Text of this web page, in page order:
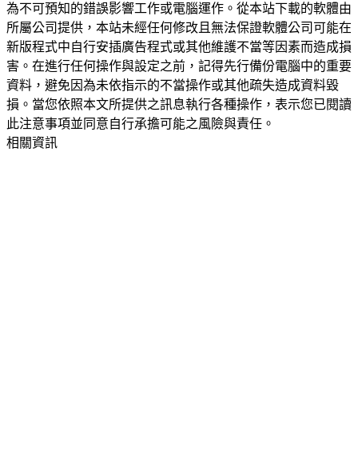
為不可預知的錯誤影響工作或電腦運作。從本站下載的軟體由
所屬公司提供，本站未經任何修改且無法保證軟體公司可能在
新版程式中自行安插廣告程式或其他維護不當等因素而造成損
害。在進行任何操作與設定之前，記得先行備份電腦中的重要
資料，避免因為未依指示的不當操作或其他疏失造成資料毀
損。當您依照本文所提供之訊息執行各種操作，表示您已閱讀
此注意事項並同意自行承擔可能之風險與責任。
相關資訊